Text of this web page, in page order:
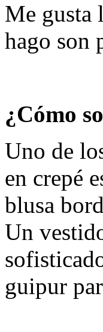
Me gusta
hago son
¿Cómo
Uno de
en crepé
blusa
Un
guipur